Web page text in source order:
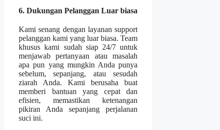
6. Dukungan Pelanggan Luar biasa
Kami senang dengan layanan support
pelanggan kami yang luar biasa. Team
khusus kami sudah siap 24/7 untuk
menjawab pertanyaan atau masalah
apa pun yang mungkin Anda punya
sebelum, sepanjang, atau sesudah
ziarah Anda. Kami berusaha buat
memberi bantuan yang cepat dan
efisien, memastikan ketenangan
pikiran Anda sepanjang perjalanan
suci ini.